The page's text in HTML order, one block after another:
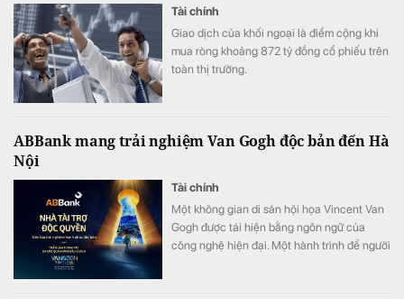
Tài chính
Giao dịch của khối ngoại là điểm cộng khi
mua ròng khoảng 872 tỷ đồng cổ phiếu trên
toàn thị trường.
ABBank mang trải nghiệm Van Gogh độc bản đến Hà
Nội
Tài chính
Một không gian di sản hội họa Vincent Van
Gogh được tái hiện bằng ngôn ngữ của
công nghệ hiện đại. Một hành trình để người